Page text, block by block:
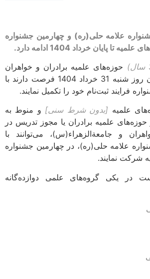
علامه حلی(ره) و چهارمین جشنواره
پایان خرداد 1404 ادامه دارد.
حوزه‌های علمیه برادران و خواهران
سراسر کشور تا پایان روز شنبه 31 خرداد 1404 فرصت دارند با
فرایند ثبت‌نام خود را تکمیل نمایند.
علمیه [بدون شرط سنی]و منوط به
علمیه برادران یا مجوز تدریس در
و جامعةالزهراء(س)، می‌توانند با
علامه حلی(ره)، در چهارمین جشنواره
شرکت نمایند.
در یکی گروه‌های علمی دوازده‌گانه